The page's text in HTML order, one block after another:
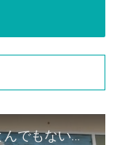
【驚愕】もはや神レベル！学校のとんでもない黒板の落書きアート 嘘のような本当の画像 黒板アートまとめ